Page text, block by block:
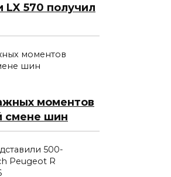
LX 570 получил
моментов
смене шин